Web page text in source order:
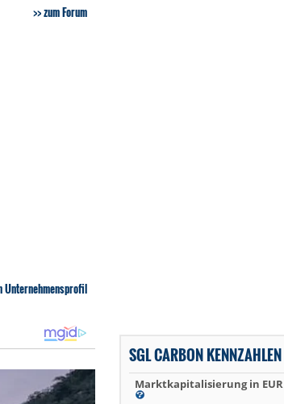
zum Forum
Unternehmensprofil
SGL CARBON KENNZAHLEN
Marktkapitalisierung in EUR